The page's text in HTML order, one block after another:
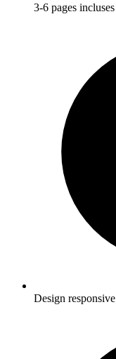
3-6 pages incluses
Design responsive